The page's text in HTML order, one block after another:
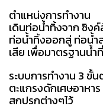
ตำแหน่งการทำงาน
เดินท่อน้ำทิ้งจาก ซิงค์
ท่อน้ำทิ้งออกสู่ ท่อน้ำ
เสีย เพื่อมาตรฐานน้ำ
ระบบการทำงาน 3 ขั้
ตะแกรงดักเศษอาหา
สกปรกต่างๆไว้